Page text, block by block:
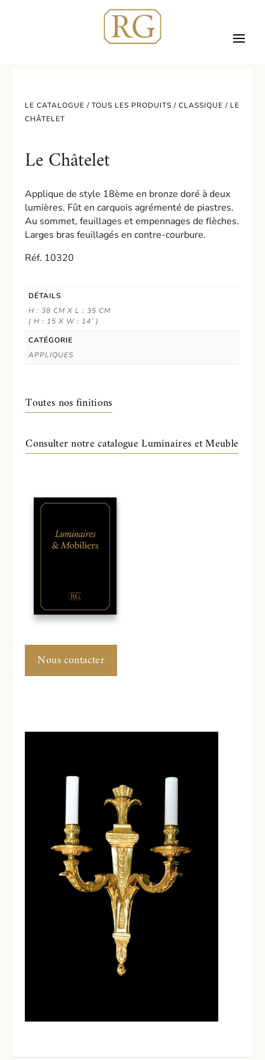
LE CATALOGUE /TOUS LES PRODUITS /CLASSIQUE / LE
CHÂTELET
Le Châtelet
Applique de style 18ème en bronze doré à deux
lumières. Fût en carquois agrémenté de piastres.
Au sommet, feuillages et empennages de flèches.
Larges bras feuillagés en contre-courbure.
Réf. 10320
DÉTAILS
H : 38 CM X L : 35 CM
( H : 15 X W : 14’ )
CATÉGORIE
APPLIQUES
Toutes nos finitions
Consulter notre catalogue Luminaires et Meuble
Nous contacter